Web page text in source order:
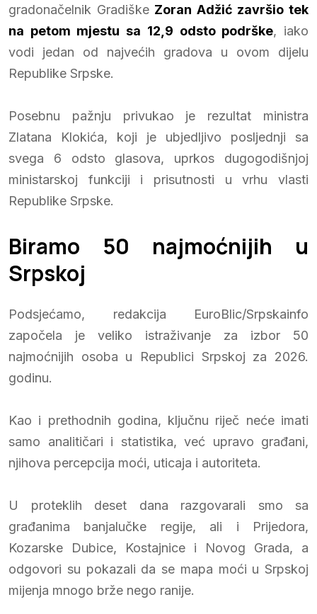
gradonačelnik Gradiške Zoran Adžić završio tek
na petom mjestu sa 12,9 odsto podrške, iako
vodi jedan od najvećih gradova u ovom dijelu
Republike Srpske.
Posebnu pažnju privukao je rezultat ministra
Zlatana Klokića, koji je ubjedljivo posljednji sa
svega 6 odsto glasova, uprkos dugogodišnjoj
ministarskoj funkciji i prisutnosti u vrhu vlasti
Republike Srpske.
Biramo 50 najmoćnijih u
Srpskoj
Podsjećamo, redakcija EuroBlic/Srpskainfo
započela je veliko istraživanje za izbor 50
najmoćnijih osoba u Republici Srpskoj za 2026.
godinu.
Kao i prethodnih godina, ključnu riječ neće imati
samo analitičari i statistika, već upravo građani,
njihova percepcija moći, uticaja i autoriteta.
U proteklih deset dana razgovarali smo sa
građanima banjalučke regije, ali i Prijedora,
Kozarske Dubice, Kostajnice i Novog Grada, a
odgovori su pokazali da se mapa moći u Srpskoj
mijenja mnogo brže nego ranije.